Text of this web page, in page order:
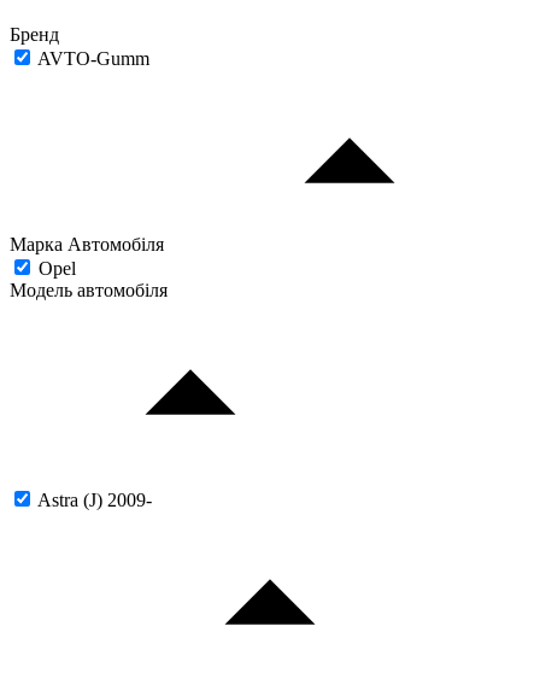
Бренд
AVTO-Gumm
Марка Автомобіля
Opel
Модель автомобіля
Astra (J) 2009-